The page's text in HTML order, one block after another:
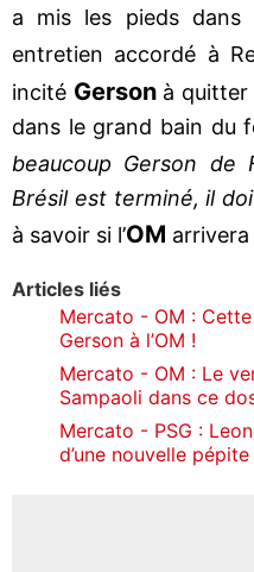
a mis les pieds dans
entretien accordé à
incité Gersonà quitter
dans le grand bain du
beaucoup Gerson de
Brésil est terminé, il
à savoir si l’OM
Articles liés
Mercato - OM :
Gerson à l’OM !
Mercato - OM : Le
Sampaoli dans ce
Mercato - PSG :
d’une nouvelle pépite